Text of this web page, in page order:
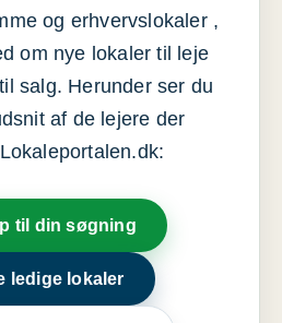
og erhvervslokaler ,
om nye lokaler til leje
salg. Herunder ser du
af de lejere der
til din søgning
ledige lokaler